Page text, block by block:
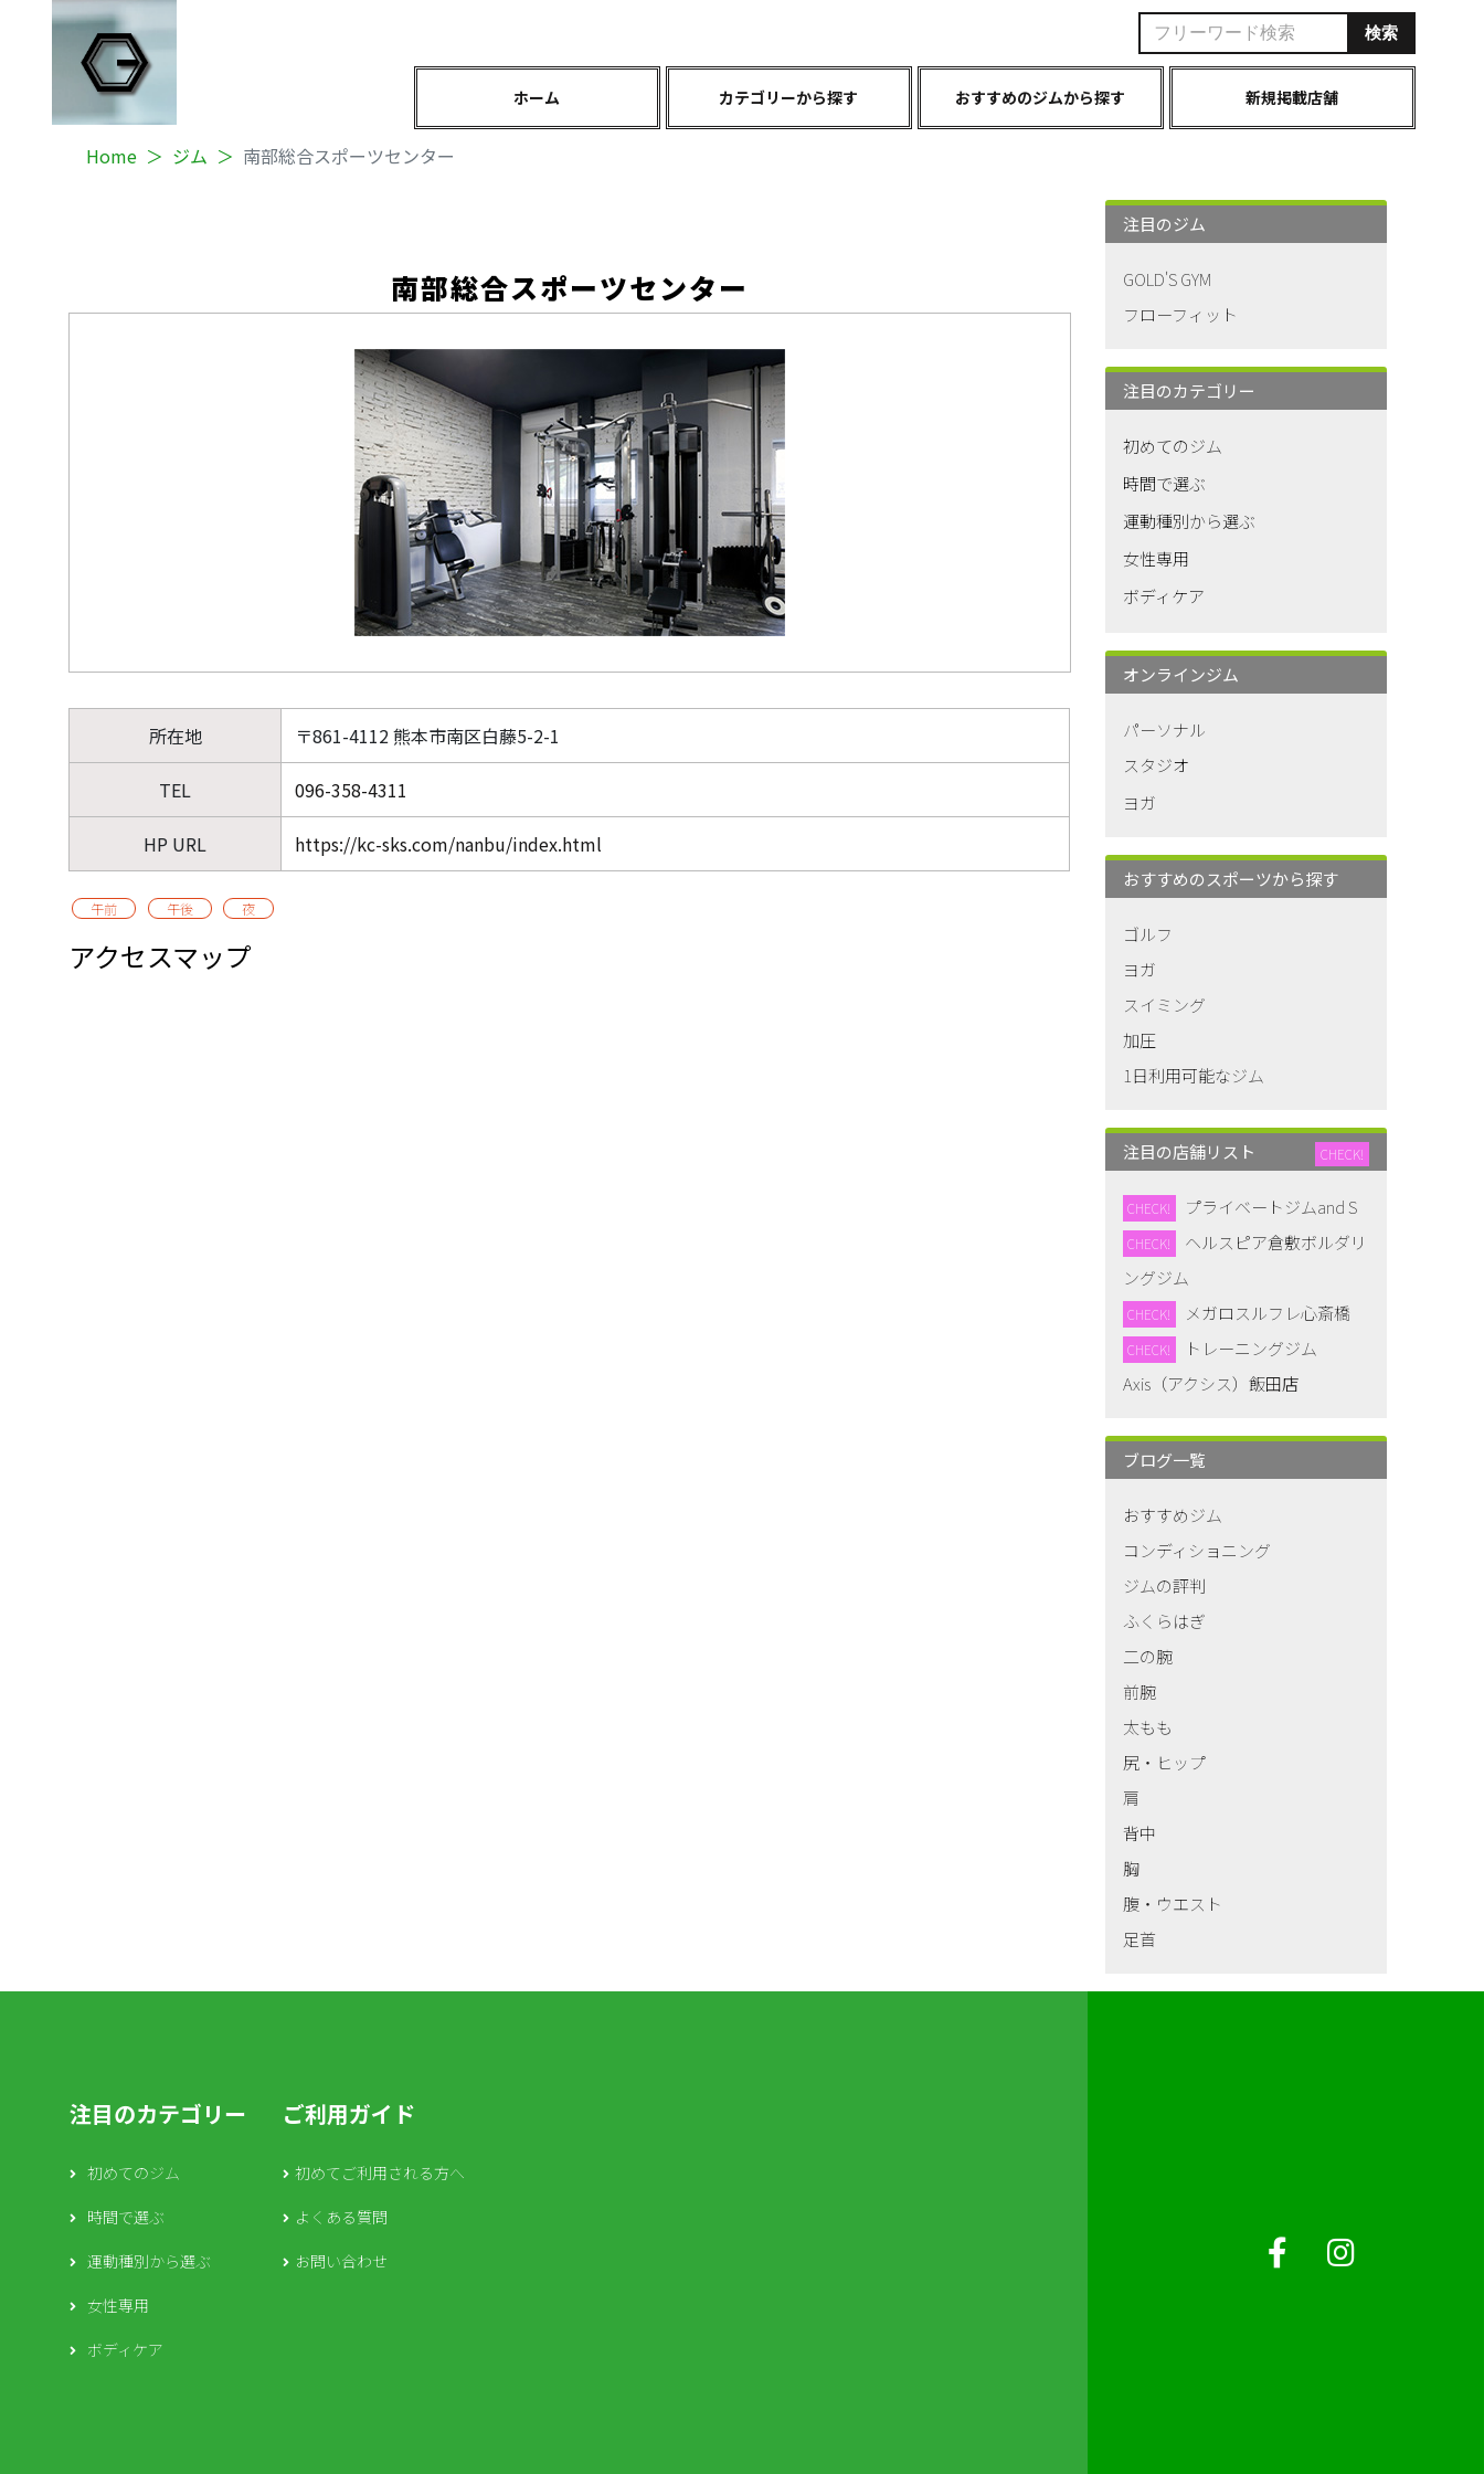
ホーム カテゴリーから探す おすすめのジムから探す 新規掲載店舗
Home ジム 南部総合スポーツセンター
南部総合スポーツセンター
所在地 〒861-4112 熊本市南区白藤5-2-1
TEL 096-358-4311
HP URL https://kc-sks.com/nanbu/index.html
午前 午後 夜
アクセスマップ
注目のジム
GOLD'S GYM
フローフィット
注目のカテゴリー
初めてのジム
時間で選ぶ
運動種別から選ぶ
女性専用
ボディケア
オンラインジム
パーソナル
スタジオ
ヨガ
おすすめのスポーツから探す
ゴルフ
ヨガ
スイミング
加圧
1日利用可能なジム
注目の店舗リスト CHECK!
CHECK! プライベートジムand S
CHECK!
ヘルスピア倉敷ボルダリ
ングジム
CHECK! メガロスルフレ心斎橋
CHECK!
トレーニングジム
Axis（アクシス）飯田店
ブログ一覧
おすすめジム
コンディショニング
ジムの評判
ふくらはぎ
二の腕
前腕
太もも
尻・ヒップ
肩
背中
胸
腹・ウエスト
足首
注目のカテゴリー
初めてのジム
時間で選ぶ
運動種別から選ぶ
女性専用
ボディケア
ご利用ガイド
初めてご利用される方へ
よくある質問
お問い合わせ